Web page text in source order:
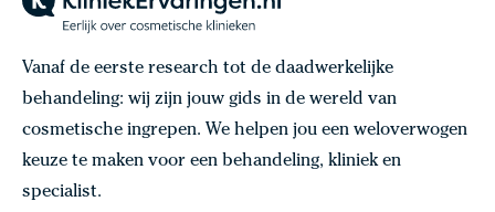
Vanaf de eerste research tot de daadwerkelijke
behandeling: wij zijn jouw gids in de wereld van
cosmetische ingrepen. We helpen jou een weloverwogen
keuze te maken voor een behandeling, kliniek en
specialist.